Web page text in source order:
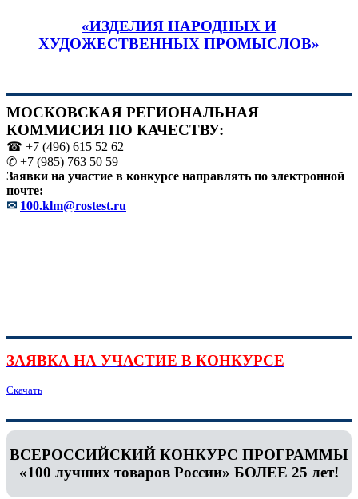
«ИЗДЕЛИЯ НАРОДНЫХ И
ХУДОЖЕСТВЕННЫХ ПРОМЫСЛОВ»
МОСКОВСКАЯ РЕГИОНАЛЬНАЯ
КОММИСИЯ ПО КАЧЕСТВУ:
☎ +7 (496) 615 52 62
✆ +7 (985) 763 50 59
Заявки на участие в конкурсе направлять по электронной
почте:
✉ 100.klm@rostest.ru
ЗАЯВКА НА УЧАСТИЕ В КОНКУРСЕ
Скачать
ВСЕРОССИЙСКИЙ КОНКУРС ПРОГРАММЫ
«100 лучших товаров России» БОЛЕЕ 25 лет!